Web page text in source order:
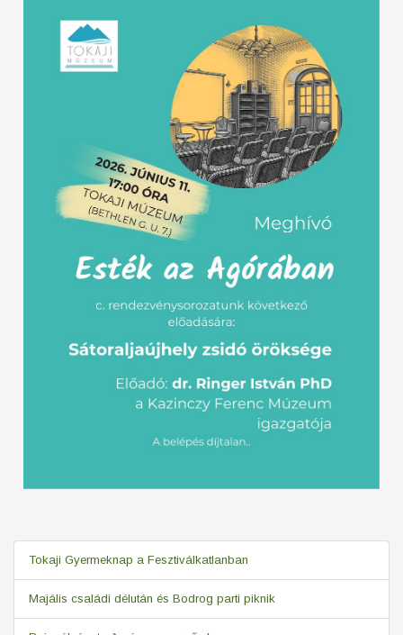
Tokaji Gyermeknap a Fesztiválkatlanban
Majális családi délután és Bodrog parti piknik